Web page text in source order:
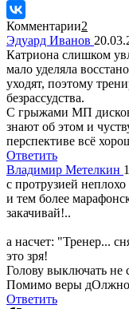
Комментарии2
Эдуард Иванов
Катриона слишком
мало уделяла
уходят, поэтому
безрассудства.
С грыжами МП
знают об этом и
перспективе всё
Ответить
Владимир Метелкин
с протрузией
и тем более
закачивай!..
а насчет: "Тренер...
это зря!
Голову выключать не
Помимо веры дОлжно
Ответить